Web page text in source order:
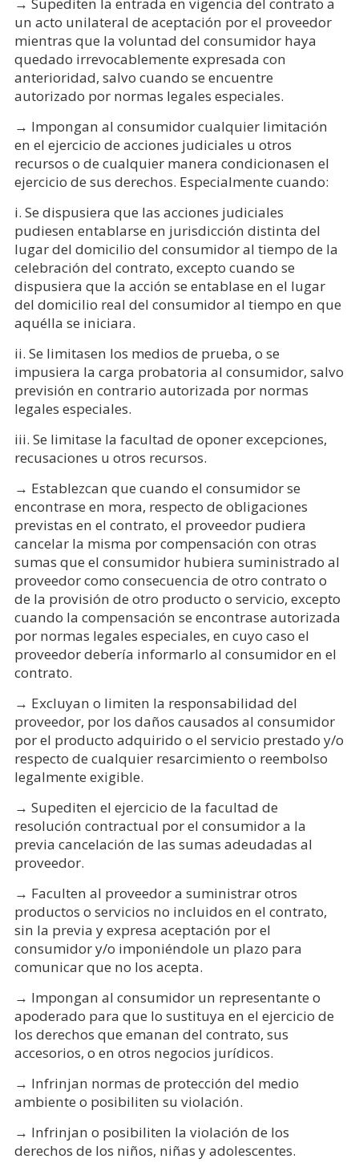
un acto unilateral de aceptación por el proveedor
mientras que la voluntad del consumidor haya
quedado irrevocablemente expresada con
anterioridad, salvo cuando se encuentre
autorizado por normas legales especiales.
→ Impongan al consumidor cualquier limitación
en el ejercicio de acciones judiciales u otros
recursos o de cualquier manera condicionasen el
ejercicio de sus derechos. Especialmente cuando:
i. Se dispusiera que las acciones judiciales
pudiesen entablarse en jurisdicción distinta del
lugar del domicilio del consumidor al tiempo de la
celebración del contrato, excepto cuando se
dispusiera que la acción se entablase en el lugar
del domicilio real del consumidor al tiempo en que
aquélla se iniciara.
ii. Se limitasen los medios de prueba, o se
impusiera la carga probatoria al consumidor, salvo
previsión en contrario autorizada por normas
legales especiales.
iii. Se limitase la facultad de oponer excepciones,
recusaciones u otros recursos.
→ Establezcan que cuando el consumidor se
encontrase en mora, respecto de obligaciones
previstas en el contrato, el proveedor pudiera
cancelar la misma por compensación con otras
sumas que el consumidor hubiera suministrado al
proveedor como consecuencia de otro contrato o
de la provisión de otro producto o servicio, excepto
cuando la compensación se encontrase autorizada
por normas legales especiales, en cuyo caso el
proveedor debería informarlo al consumidor en el
contrato.
→ Excluyan o limiten la responsabilidad del
proveedor, por los daños causados al consumidor
por el producto adquirido o el servicio prestado y/o
respecto de cualquier resarcimiento o reembolso
legalmente exigible.
→ Supediten el ejercicio de la facultad de
resolución contractual por el consumidor a la
previa cancelación de las sumas adeudadas al
proveedor.
→ Faculten al proveedor a suministrar otros
productos o servicios no incluidos en el contrato,
sin la previa y expresa aceptación por el
consumidor y/o imponiéndole un plazo para
comunicar que no los acepta.
→ Impongan al consumidor un representante o
apoderado para que lo sustituya en el ejercicio de
los derechos que emanan del contrato, sus
accesorios, o en otros negocios jurídicos.
→ Infrinjan normas de protección del medio
ambiente o posibiliten su violación.
→ Infrinjan o posibiliten la violación de los
derechos de los niños, niñas y adolescentes.